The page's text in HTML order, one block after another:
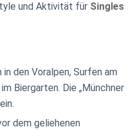
und Aktivität für Singles
den Voralpen, Surfen am
Biergarten. Die „Münchner
dem geliehenen